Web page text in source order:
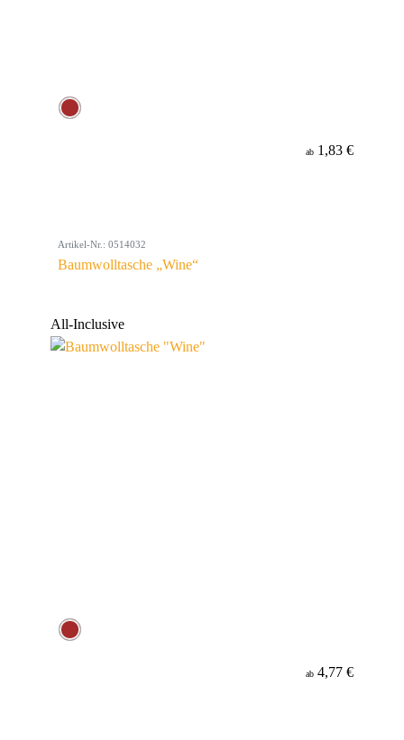
ab 1,83 €
Artikel-Nr.: 0514032
Baumwolltasche „Wine“
All-Inclusive
ab 4,77 €